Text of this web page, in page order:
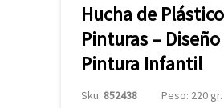
Hucha de
Pinturas –
Pintura Infantil
Sku: 852438 Peso: 220 gr.